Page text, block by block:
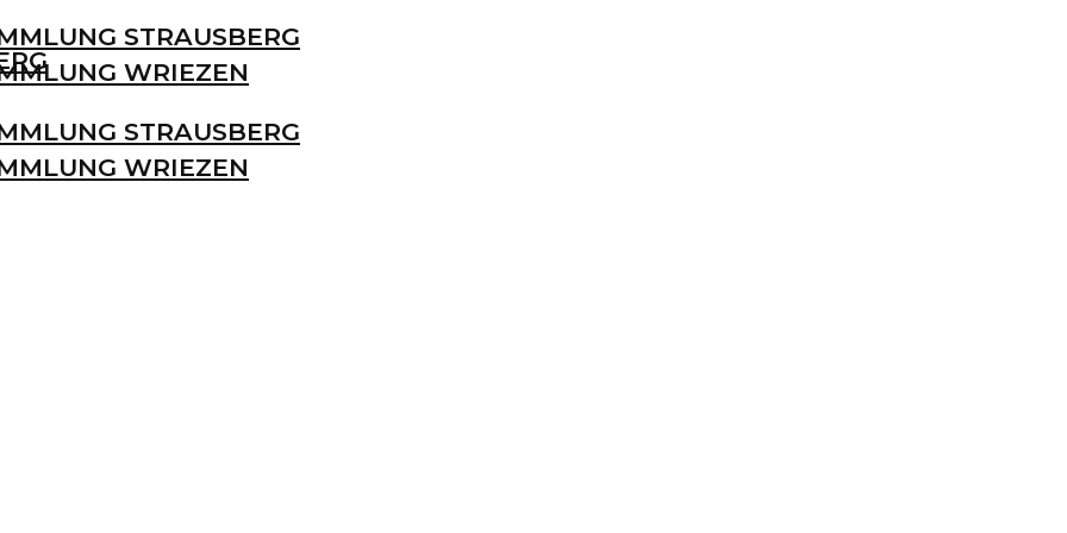
STRAUSBERG
WRIEZEN
STRAUSBERG
WRIEZEN